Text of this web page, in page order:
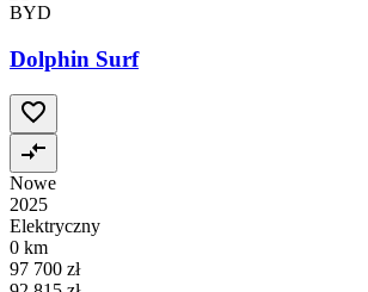
BYD
Dolphin Surf
Nowe
2025
Elektryczny
0 km
97 700 zł